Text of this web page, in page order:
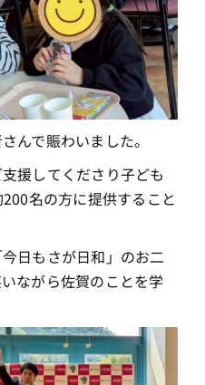
んで賑わいました。
援してくださり子ども
名の方に提供すること
日もさが日和」のお二
ながら佐賀のことを学